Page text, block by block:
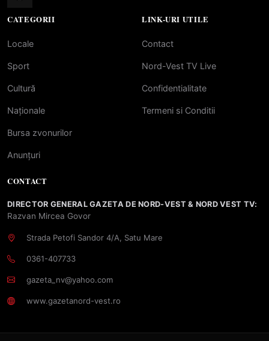
CATEGORII
Locale
Sport
Cultură
Naționale
Bursa zvonurilor
Anunțuri
LINK-URI UTILE
Contact
Nord-Vest TV Live
Confidentialitate
Termeni si Conditii
CONTACT
DIRECTOR GENERAL GAZETA DE NORD-VEST & NORD VEST TV:
Razvan Mircea Govor
Strada Petofi Sandor 4/A, Satu Mare
0361-407733
gazeta_nv@yahoo.com
www.gazetanord-vest.ro